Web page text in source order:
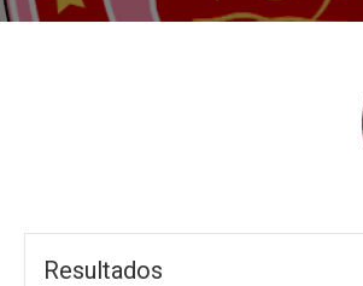
Resultados